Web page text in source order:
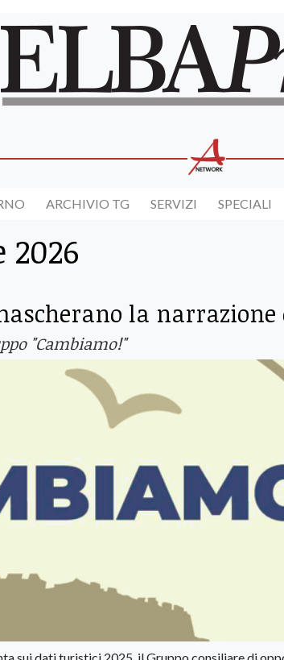
ARCHIVIO TG SERVIZI SPECIALI
2026
la narrazione
"Cambiamo!"